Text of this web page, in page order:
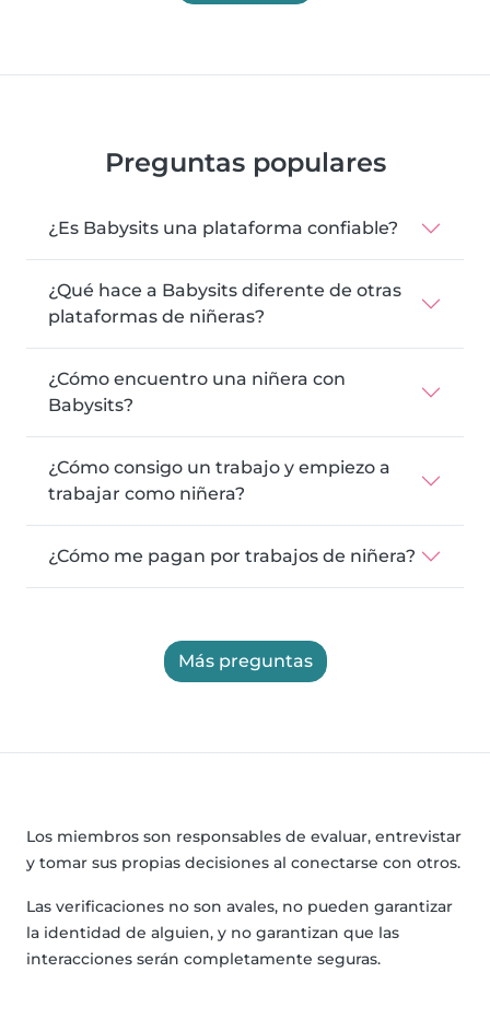
Preguntas populares
¿Es Babysits una plataforma confiable?
¿Qué hace a Babysits diferente de otras
plataformas de niñeras?
¿Cómo encuentro una niñera con
Babysits?
¿Cómo consigo un trabajo y empiezo a
trabajar como niñera?
¿Cómo me pagan por trabajos de niñera?
Más preguntas
Los miembros son responsables de evaluar, entrevistar
y tomar sus propias decisiones al conectarse con otros.
Las verificaciones no son avales, no pueden garantizar
la identidad de alguien, y no garantizan que las
interacciones serán completamente seguras.